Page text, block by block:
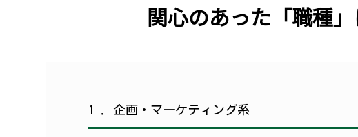
関心のあった「職種」
1 ．企画・マーケティング系